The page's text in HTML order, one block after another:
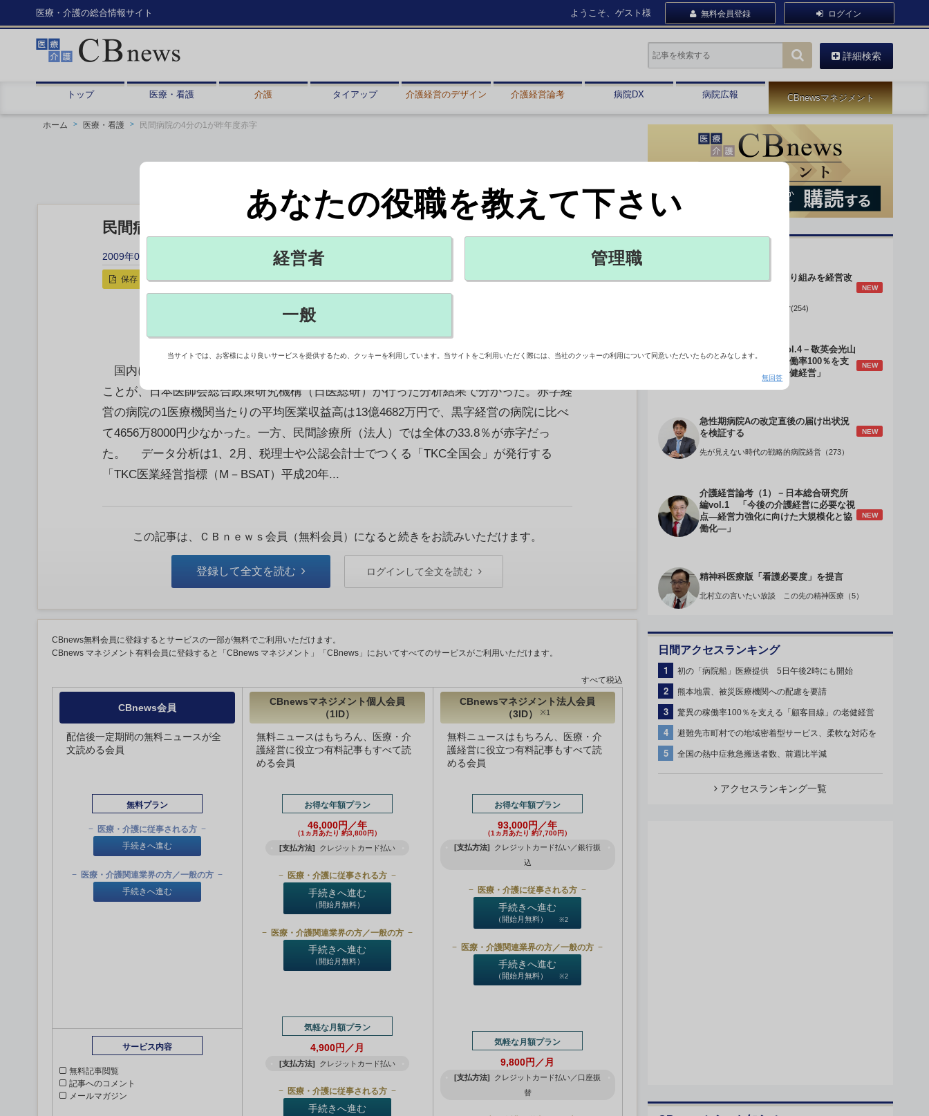
医療・介護の総合情報サイト ようこそ、ゲスト様 無料会員登録 ログイン
詳細検索
トップ 医療・看護 介護 タイアップ 介護経営のデザイン 介護経営論考 病院DX 病院広報 CBnewsマネジメント
ホーム 医療・看護 民間病院の4分の1が昨年度赤字
民間病院の4分の1が昨年度赤字
2009年03月23日 19:20
保存 印刷用
国内にある民間病院（法人）の約4分の1に当たる25.7％が2007年度決算で赤字だった
ことが、日本医師会総合政策研究機構（日医総研）が行った分析結果で分かった。赤字経
営の病院の1医療機関当たりの平均医業収益高は13億4682万円で、黒字経営の病院に比べ
て4656万8000円少なかった。一方、民間診療所（法人）では全体の33.8％が赤字だっ
た。 データ分析は1、2月、税理士や公認会計士でつくる「TKC全国会」が発行する
「TKC医業経営指標（M－BSAT）平成20年...
この記事は、ＣＢｎｅｗｓ会員（無料会員）になると続きをお読みいただけます。
登録して全文を読む ログインして全文を読む
CBnews無料会員に登録するとサービスの一部が無料でご利用いただけます。
CBnews マネジメント有料会員に登録すると「CBnews マネジメント」「CBnews」においてすべてのサービスがご利用いただけます。
すべて税込
CBnews会員
配信後一定期間の無料ニュースが全
文読める会員
無料プラン
医療・介護に従事される方
手続きへ進む
医療・介護関連業界の方／一般の方
手続きへ進む
サービス内容
無料記事閲覧
記事へのコメント
メールマガジン
CBnewsマネジメント個人会員
（1ID）
無料ニュースはもちろん、医療・介
護経営に役立つ有料記事もすべて読
める会員
お得な年額プラン
46,000円／年
（1ヵ月あたり 約3,800円）
[支払方法] クレジットカード払い
医療・介護に従事される方
手続きへ進む
（開始月無料）
医療・介護関連業界の方／一般の方
手続きへ進む
（開始月無料）
気軽な月額プラン
4,900円／月
[支払方法] クレジットカード払い
医療・介護に従事される方
手続きへ進む
CBnewsマネジメント法人会員
（3ID）
※1
無料ニュースはもちろん、医療・介
護経営に役立つ有料記事もすべて読
める会員
お得な年額プラン
93,000円／年
（1ヵ月あたり 約7,700円）
[支払方法]
クレジットカード払い／銀行振
込
医療・介護に従事される方
手続きへ進む
（開始月無料） ※2
医療・介護関連業界の方／一般の方
手続きへ進む
（開始月無料） ※2
気軽な月額プラン
9,800円／月
[支払方法]
クレジットカード払い／口座振
替
身体的拘束最小化の取り組みを経営改
NEW
データで読み解く病院経営(254)
介護経営のデザインVol.4－敬英会光山
誠理事長 「驚異の稼働率100％を支
える『顧客目線』の老健経営」
NEW
急性期病院Aの改定直後の届け出状況
を検証する
NEW
先が見えない時代の戦略的病院経営（273）
介護経営論考（1）－日本総合研究所
編vol.1 「今後の介護経営に必要な視
点―経営力強化に向けた大規模化と協
働化―」
NEW
精神科医療版「看護必要度」を提言
北村立の言いたい放談 この先の精神医療（5）
日間アクセスランキング
1 初の「病院船」医療提供 5日午後2時にも開始
2 熊本地震、被災医療機関への配慮を要請
3 驚異の稼働率100％を支える「顧客目線」の老健経営
4 避難先市町村での地域密着型サービス、柔軟な対応を
5 全国の熱中症救急搬送者数、前週比半減
アクセスランキング一覧
あなたの役職を教えて下さい
経営者 管理職
一般
当サイトでは、お客様により良いサービスを提供するため、クッキーを利用しています。当サイトをご利用いただく際には、当社のクッキーの利用について同意いただいたものとみなします。
無回答